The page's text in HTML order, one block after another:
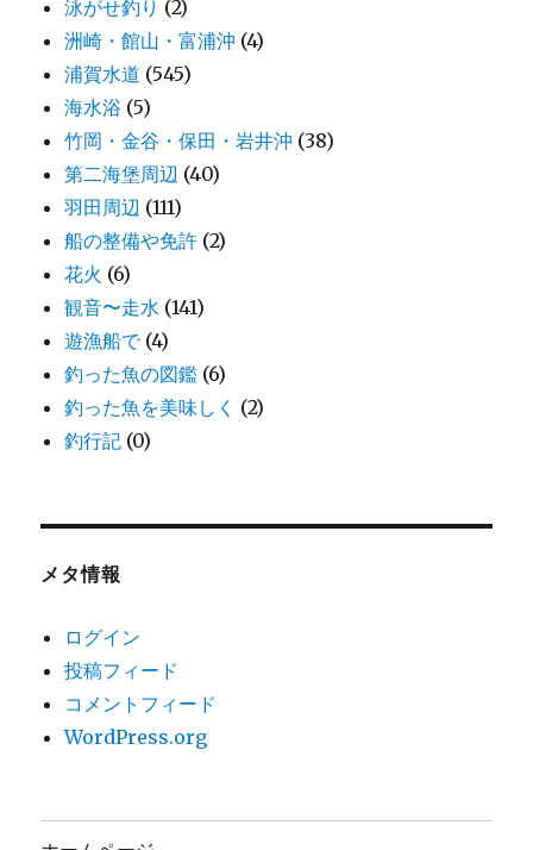
泳がせ釣り (2)
洲崎・館山・富浦沖 (4)
浦賀水道 (545)
海水浴 (5)
竹岡・金谷・保田・岩井沖 (38)
第二海堡周辺 (40)
羽田周辺 (111)
船の整備や免許 (2)
花火 (6)
観音〜走水 (141)
遊漁船で(4)
釣った魚の図鑑 (6)
釣った魚を美味しく (2)
釣行記 (0)
メタ情報
ログイン
投稿フィード
コメントフィード
WordPress.org